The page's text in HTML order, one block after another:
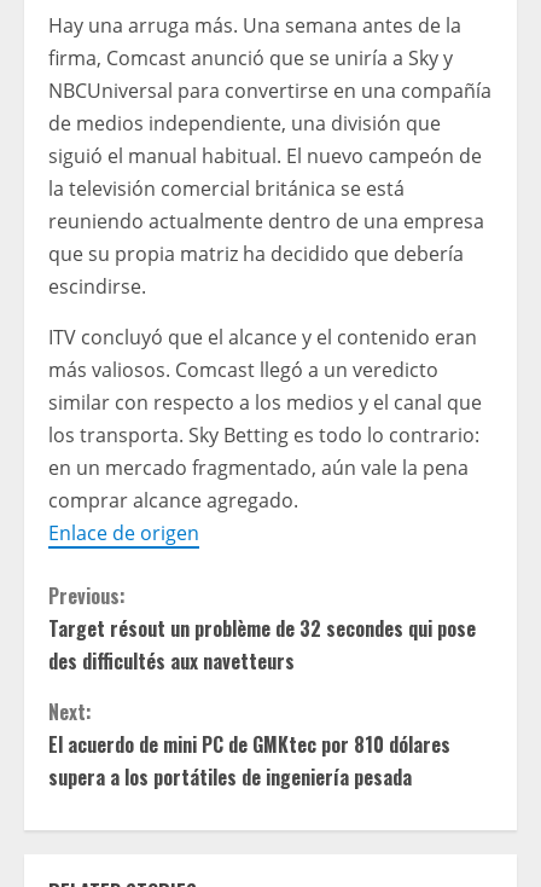
Hay una arruga más. Una semana antes de la
firma, Comcast anunció que se uniría a Sky y
NBCUniversal para convertirse en una compañía
de medios independiente, una división que
siguió el manual habitual. El nuevo campeón de
la televisión comercial británica se está
reuniendo actualmente dentro de una empresa
que su propia matriz ha decidido que debería
escindirse.
ITV concluyó que el alcance y el contenido eran
más valiosos. Comcast llegó a un veredicto
similar con respecto a los medios y el canal que
los transporta. Sky Betting es todo lo contrario:
en un mercado fragmentado, aún vale la pena
comprar alcance agregado.
Enlace de origen
C
o
n
t
Previous:
Target résout un problème de 32 secondes qui pose
des difficultés aux navetteurs
Next:
El acuerdo de mini PC de GMKtec por 810 dólares
supera a los portátiles de ingeniería pesada